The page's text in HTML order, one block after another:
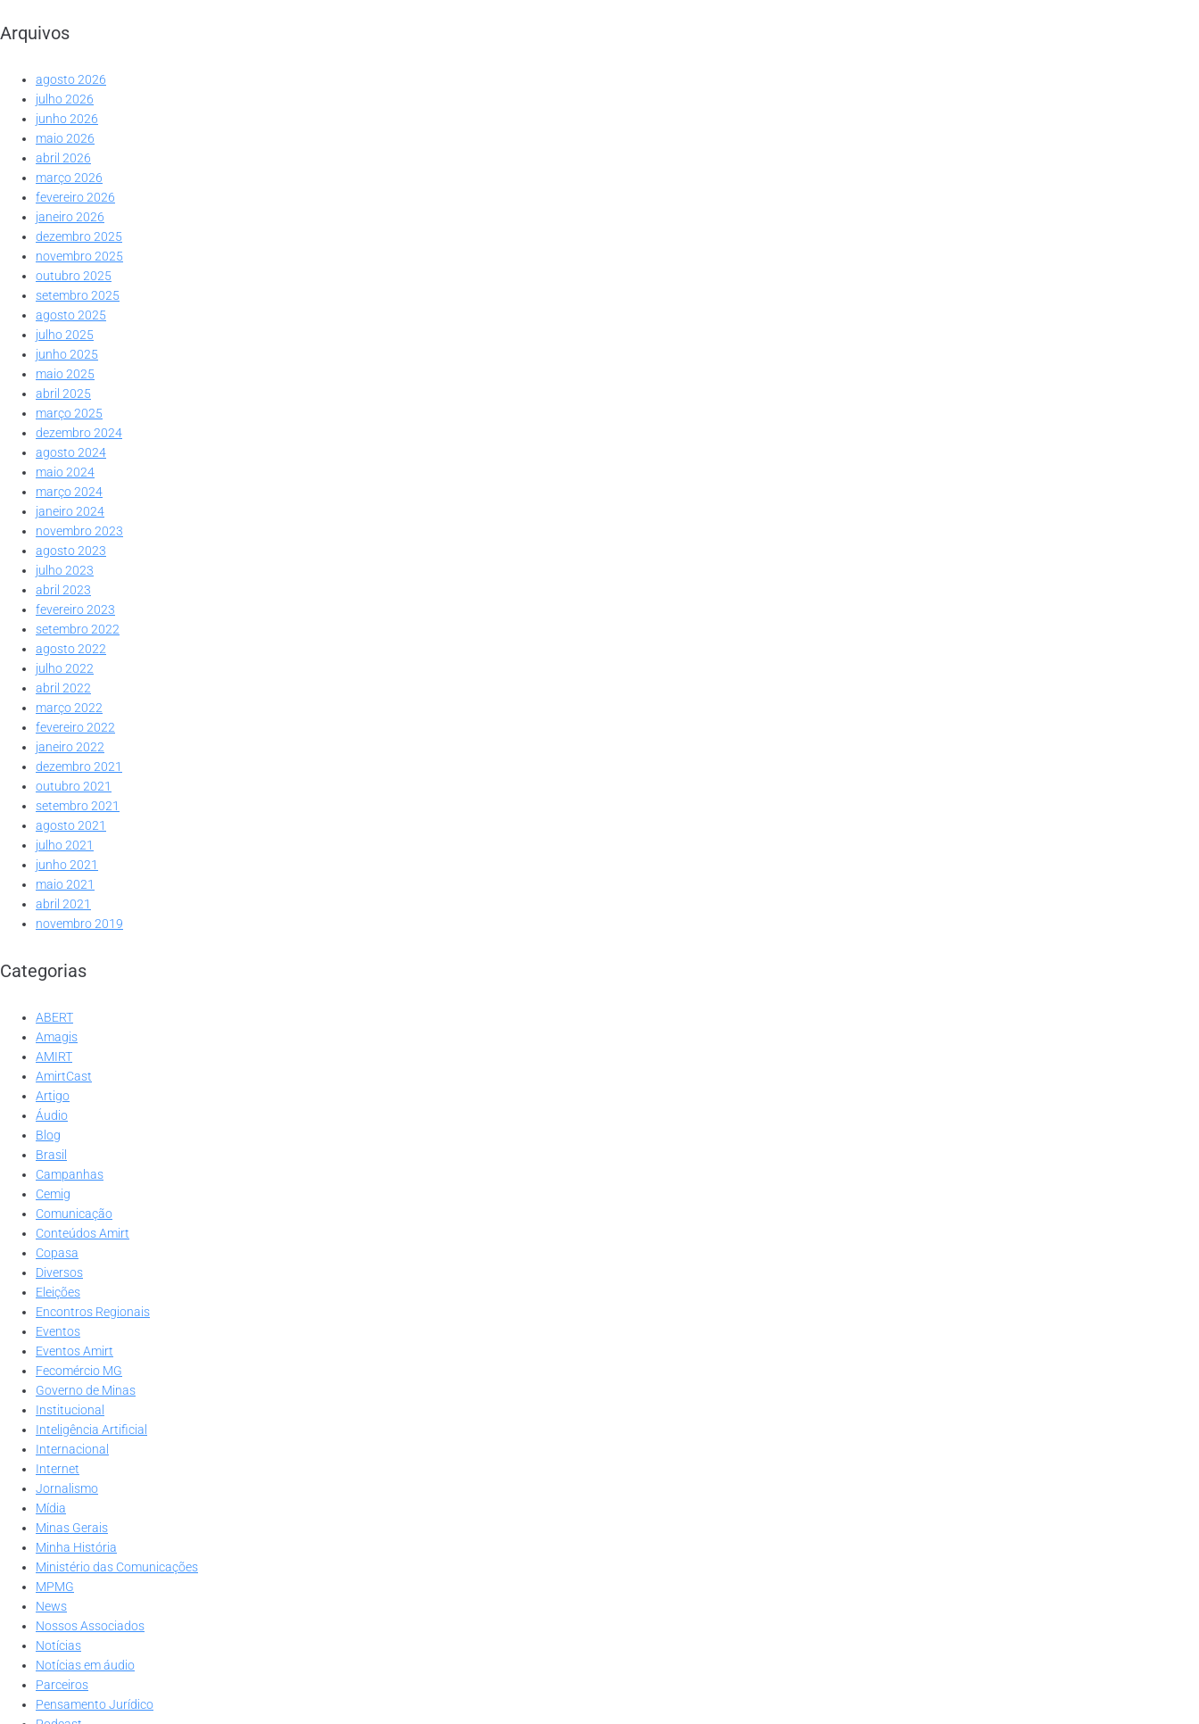
Arquivos
agosto 2026
julho 2026
junho 2026
maio 2026
abril 2026
março 2026
fevereiro 2026
janeiro 2026
dezembro 2025
novembro 2025
outubro 2025
setembro 2025
agosto 2025
julho 2025
junho 2025
maio 2025
abril 2025
março 2025
dezembro 2024
agosto 2024
maio 2024
março 2024
janeiro 2024
novembro 2023
agosto 2023
julho 2023
abril 2023
fevereiro 2023
setembro 2022
agosto 2022
julho 2022
abril 2022
março 2022
fevereiro 2022
janeiro 2022
dezembro 2021
outubro 2021
setembro 2021
agosto 2021
julho 2021
junho 2021
maio 2021
abril 2021
novembro 2019
Categorias
ABERT
Amagis
AMIRT
AmirtCast
Artigo
Áudio
Blog
Brasil
Campanhas
Cemig
Comunicação
Conteúdos Amirt
Copasa
Diversos
Eleições
Encontros Regionais
Eventos
Eventos Amirt
Fecomércio MG
Governo de Minas
Institucional
Inteligência Artificial
Internacional
Internet
Jornalismo
Mídia
Minas Gerais
Minha História
Ministério das Comunicações
MPMG
News
Nossos Associados
Notícias
Notícias em áudio
Parceiros
Pensamento Jurídico